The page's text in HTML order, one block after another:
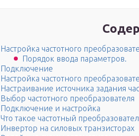
Настройка частотного
Порядок ввода параметров.
Подключение
Настройка частотного
Настраивание источника задания
Выбор частотного преобразователя
Подключение и настройка
Что такое частотный
Инвертор на силовых транзисторах